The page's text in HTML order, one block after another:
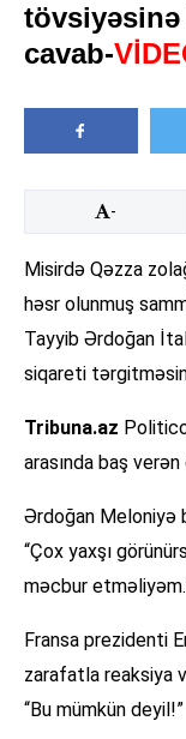
tövsiyəsinə
cavab-
-
Misirdə Qəzza
həsr olunmuş
Tayyib Ərdoğan
siqareti
Tribuna.az
arasında baş
Ərdoğan Meloniyə
“Çox yaxşı
məcbur
Fransa prezidenti
zarafatla reaksiya
“Bu mümkün deyil!”